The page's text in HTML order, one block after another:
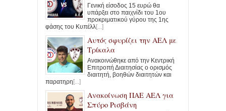
Γενική είσοδος 15 ευρώ θα
υπάρξει στο παιχνίδι του 1ου
προκριματικού γύρου της 1ης
φάσης του Κυπέλλ[...]
Αυτός σφυρίζει την ΑΕΛ με
Τρίκαλα
Ανακοινώθηκε από την Κεντρική
Επιτροπή Διαιτησίας ο ορισμός
διαιτητή, βοηθών διαιτητών και
παρατηρη[...]
Ανακοίνωση ΠΑΕ ΑΕΛ για
Σπύρο Ρισβάνη